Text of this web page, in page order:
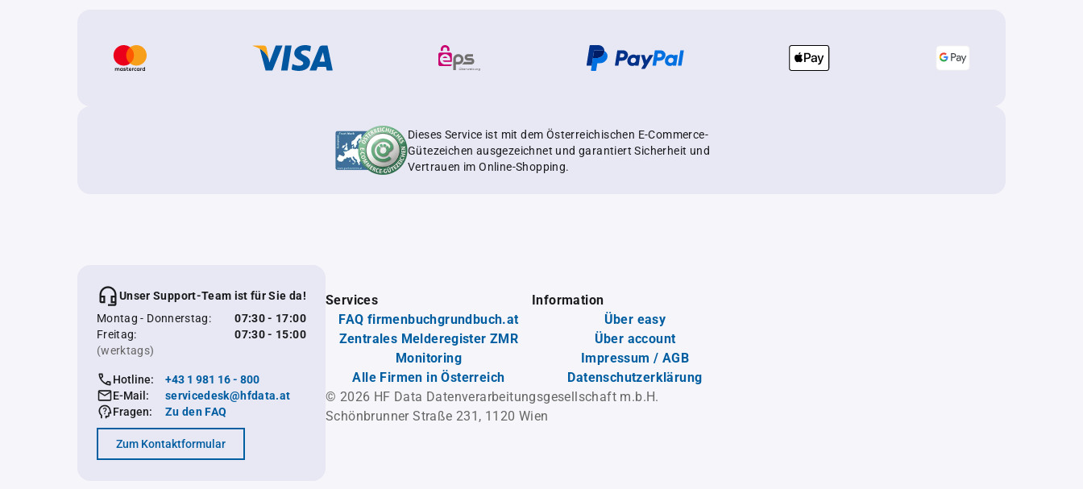
Dieses Service ist mit dem Österreichischen E-Commerce-
Gütezeichen ausgezeichnet und garantiert Sicherheit und
Vertrauen im Online-Shopping.
Unser Support-Team ist für Sie da!
Montag - Donnerstag:
07:30 - 17:00
Freitag:
07:30 - 15:00
(werktags)
Hotline:
+43 1 981 16 - 800
E-Mail:
servicedesk@hfdata.at
Fragen:
Zu den FAQ
Zum Kontaktformular
Services
FAQ firmenbuchgrundbuch.at
Zentrales Melderegister ZMR
Monitoring
Alle Firmen in Österreich
Information
Über easy
Über account
Impressum / AGB
Datenschutzerklärung
© 2026 HF Data Datenverarbeitungsgesellschaft m.b.H.
Schönbrunner Straße 231, 1120 Wien